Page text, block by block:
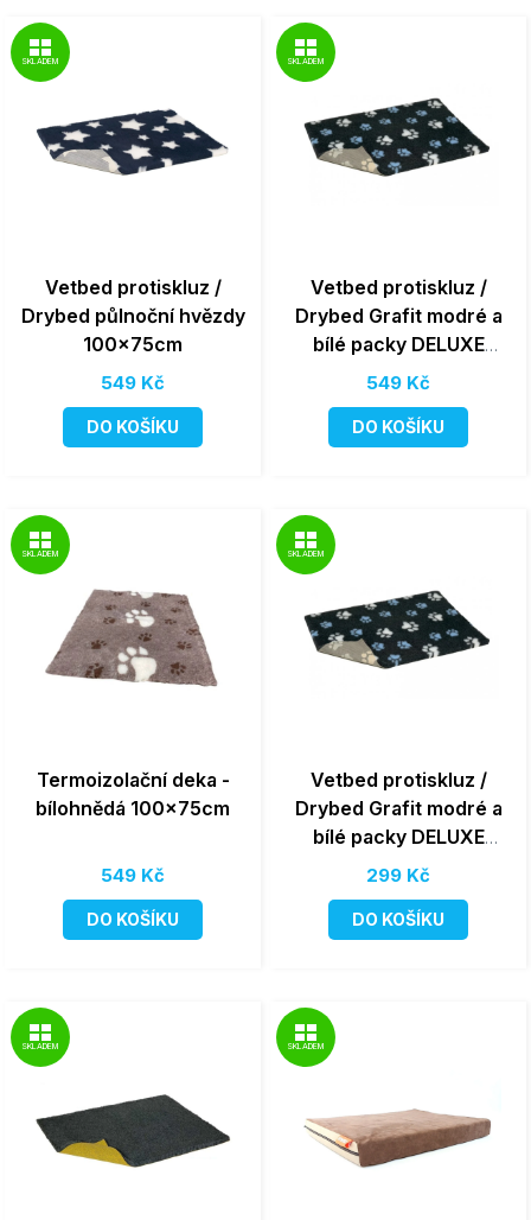
SKLADEM
Vetbed protiskluz /
Drybed půlnoční hvězdy
100x75cm
549 Kč
DO KOŠÍKU
SKLADEM
Vetbed protiskluz /
Drybed Grafit modré a
bílé packy DELUXE
100x75cm, vlas 30 mm
549 Kč
DO KOŠÍKU
SKLADEM
Termoizolační deka -
bílohnědá 100x75cm
549 Kč
DO KOŠÍKU
SKLADEM
Vetbed protiskluz /
Drybed Grafit modré a
bílé packy DELUXE
75x50cm, vlas 30 mm
299 Kč
DO KOŠÍKU
SKLADEM SKLADEM